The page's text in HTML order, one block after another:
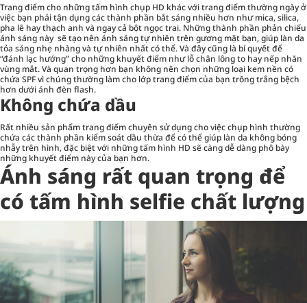
Trang điểm cho những tấm hình chụp HD khác với trang điểm thường ngày ở
việc bạn phải tận dụng các thành phần bắt sáng nhiều hơn như mica, silica,
pha lê hay thạch anh và ngay cả bột ngọc trai. Những thành phần phản chiếu
ánh sáng này sẽ tạo nên ánh sáng tự nhiên trên gương mặt bạn, giúp làn da
tỏa sáng nhẹ nhàng và tự nhiên nhất có thể. Và đây cũng là bí quyết để
“đánh lạc hướng” cho những khuyết điểm như lỗ chân lông to hay nếp nhăn
vùng mắt. Và quan trọng hơn bạn không nên chọn những loại kem nền có
chứa SPF vì chúng thường làm cho lớp trang điểm của bạn trông trắng bệch
hơn dưới ánh đèn flash.
Không chứa dầu
Rất nhiều sản phẩm trang điểm chuyên sử dụng cho việc chụp hình thường
chứa các thành phần kiểm soát dầu thừa để có thể giúp làn da không bóng
nhẫy trên hình, đặc biệt với những tấm hình HD sẽ càng dễ dàng phô bày
những khuyết điểm này của bạn hơn.
Ánh sáng rất quan trọng để
có tấm hình selfie chất lượng